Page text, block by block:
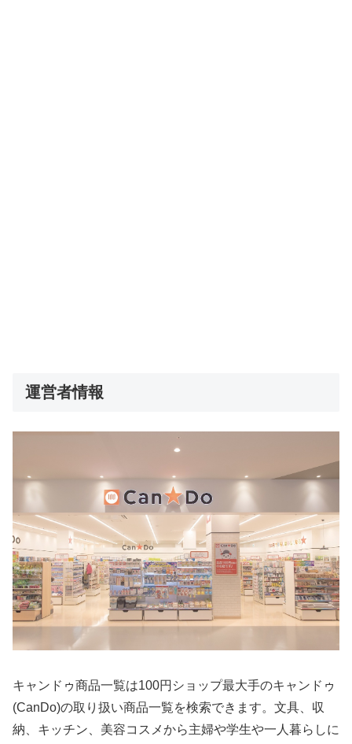
運営者情報
キャンドゥ商品一覧は100円ショップ最大手のキャンドゥ
(CanDo)の取り扱い商品一覧を検索できます。文具、収
納、キッチン、美容コスメから主婦や学生や一人暮らしに